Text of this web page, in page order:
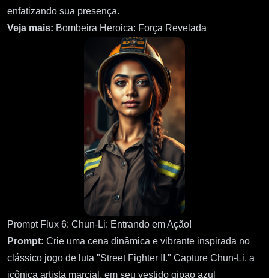
enfatizando sua presença.
Veja mais: Bombeira Heroica: Força Revelada
Prompt Flux 6: Chun-Li: Entrando em Ação!
Prompt: Crie uma cena dinâmica e vibrante inspirada no
clássico jogo de luta "Street Fighter II." Capture Chun-Li, a
icônica artista marcial, em seu vestido qipao azul